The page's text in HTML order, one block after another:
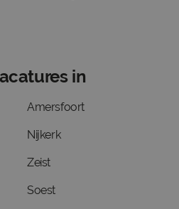
in
Amersfoort
Nijkerk
Zeist
Soest